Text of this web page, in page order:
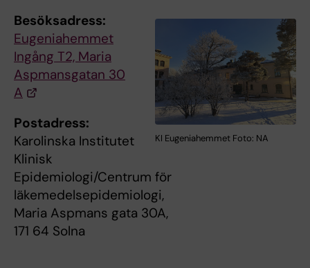
KI Eugeniahemmet Foto: NA
Besöksadress:
Eugeniahemmet
Ingång T2, Maria
Aspmansgatan 30
A
Postadress:
Karolinska Institutet
Klinisk
Epidemiologi/Centrum för
läkemedelsepidemiologi,
Maria Aspmans gata 30A,
171 64 Solna